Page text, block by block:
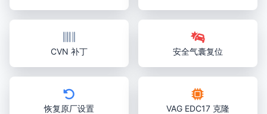
CVN 补丁 安全气囊复位
恢复原厂设置 VAG EDC17 克隆